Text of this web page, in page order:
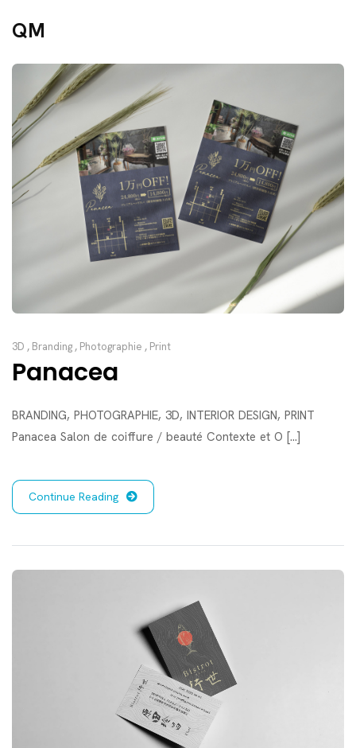
QM
3D , Branding , Photographie , Print
Panacea
BRANDING, PHOTOGRAPHIE, 3D, INTERIOR DESIGN, PRINT
Panacea Salon de coiffure / beauté Contexte et O [...]
Continue Reading